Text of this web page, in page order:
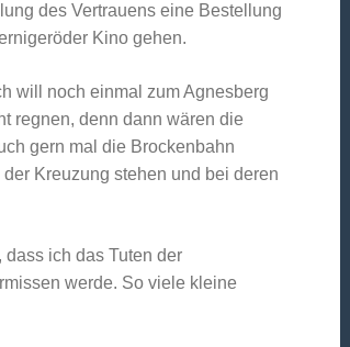
des Vertrauens eine Bestellung
Kino gehen.
will noch einmal zum Agnesberg
regnen, denn dann wären die
gern mal die Brockenbahn
Kreuzung stehen und bei deren
ich das Tuten der
werde. So viele kleine